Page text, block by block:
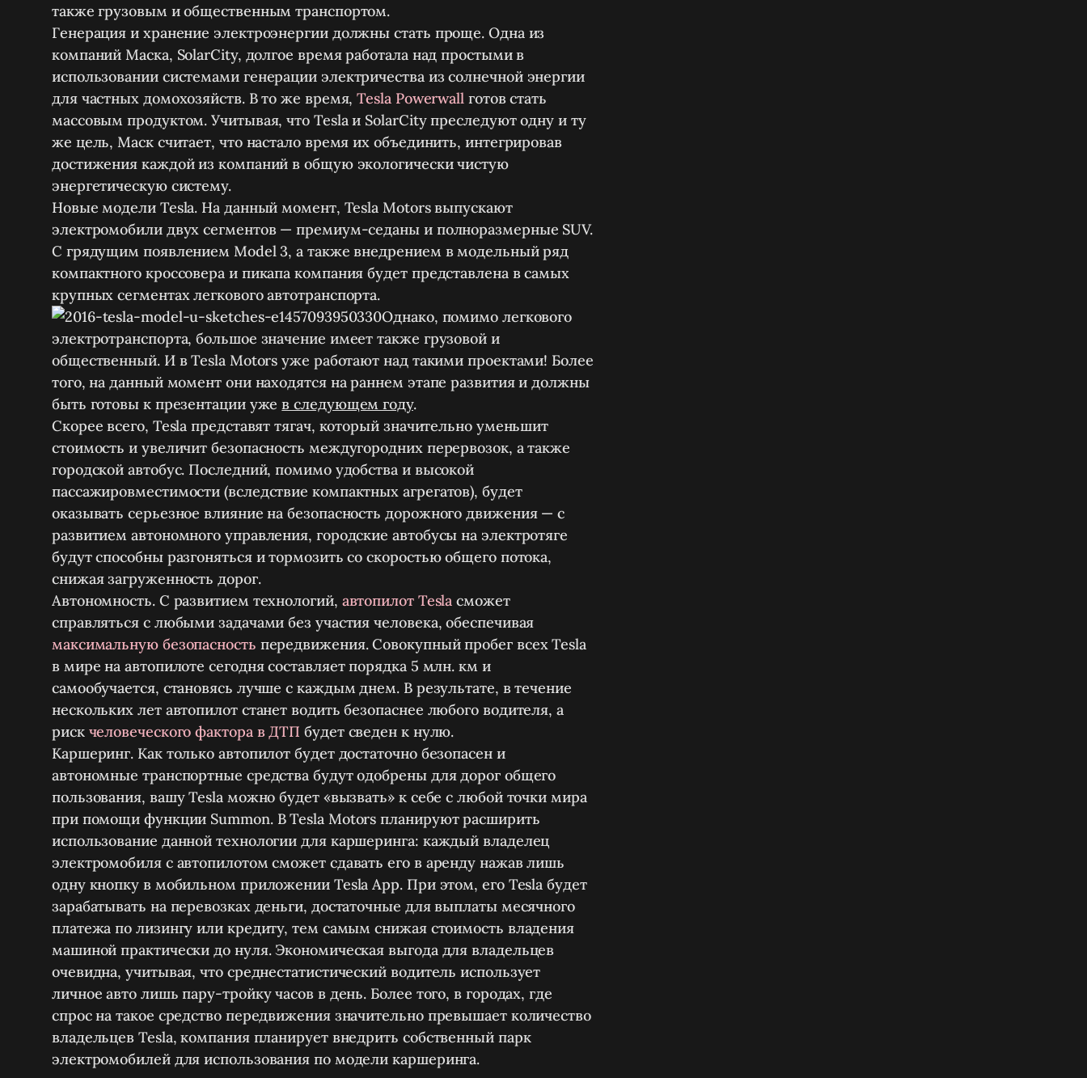
также грузовым и общественным транспортом.
Генерация и хранение электроэнергии должны стать проще. Одна из
компаний Маска, SolarCity, долгое время работала над простыми в
использовании системами генерации электричества из солнечной энергии
для частных домохозяйств. В то же время,Tesla Powerwallготов стать
массовым продуктом. Учитывая, что Tesla и SolarCity преследуют одну и ту
же цель, Маск считает, что настало время их объединить, интегрировав
достижения каждой из компаний в общую экологически чистую
энергетическую систему.
Новые модели Tesla. На данный момент, Tesla Motors выпускают
электромобили двух сегментов — премиум-седаны и полноразмерные SUV.
С грядущим появлением Model 3, а также внедрением в модельный ряд
компактного кроссовера и пикапа компания будет представлена в самых
крупных сегментах легкового автотранспорта.
Однако, помимо легкового
электротранспорта, большое значение имеет также грузовой и
общественный. И в Tesla Motors уже работают над такими проектами! Более
того, на данный момент они находятся на раннем этапе развития и должны
быть готовы к презентации ужев следующем году.
Скорее всего, Tesla представят тягач, который значительно уменьшит
стоимость и увеличит безопасность междугородних перервозок, а также
городской автобус. Последний, помимо удобства и высокой
пассажировместимости (вследствие компактных агрегатов), будет
оказывать серьезное влияние на безопасность дорожного движения — с
развитием автономного управления, городские автобусы на электротяге
будут способны разгоняться и тормозить со скоростью общего потока,
снижая загруженность дорог.
Автономность. С развитием технологий, автопилот Tesla сможет
справляться с любыми задачами без участия человека, обеспечивая
максимальную безопасность передвижения. Совокупный пробег всех Tesla
в мире на автопилоте сегодня составляет порядка 5 млн. км и
самообучается, становясь лучше с каждым днем. В результате, в течение
нескольких лет автопилот станет водить безопаснее любого водителя, а
риск человеческого фактора в ДТП будет сведен к нулю.
Каршеринг. Как только автопилот будет достаточно безопасен и
автономные транспортные средства будут одобрены для дорог общего
пользования, вашу Tesla можно будет «вызвать» к себе с любой точки мира
при помощи функции Summon. В Tesla Motors планируют расширить
использование данной технологии для каршеринга: каждый владелец
электромобиля с автопилотом сможет сдавать его в аренду нажав лишь
одну кнопку в мобильном приложении Tesla App. При этом, его Tesla будет
зарабатывать на перевозках деньги, достаточные для выплаты месячного
платежа по лизингу или кредиту, тем самым снижая стоимость владения
машиной практически до нуля. Экономическая выгода для владельцев
очевидна, учитывая, что среднестатистический водитель использует
личное авто лишь пару-тройку часов в день. Более того, в городах, где
спрос на такое средство передвижения значительно превышает количество
владельцев Tesla, компания планирует внедрить собственный парк
электромобилей для использования по модели каршеринга.